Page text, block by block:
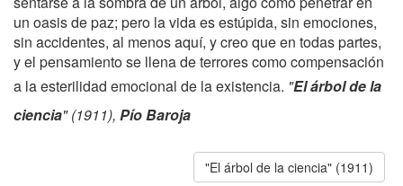
un oasis de paz; pero la vida es estúpida, sin emociones,
sin accidentes, al menos aquí, y creo que en todas partes,
y el pensamiento se llena de terrores como compensación
a la esterilidad emocional de la existencia. "El árbol de la
ciencia" (1911), Pío Baroja
"El árbol de la ciencia" (1911)